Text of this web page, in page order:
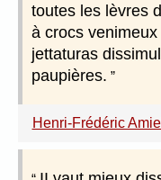
toutes les lèvres
à crocs
jettaturas
paupières.
Henri-Frédéric Amiel